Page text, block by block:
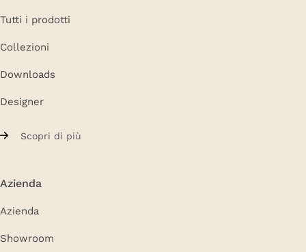
Tutti i prodotti
Collezioni
Downloads
Designer
Scopri di più
Azienda
Azienda
Showroom